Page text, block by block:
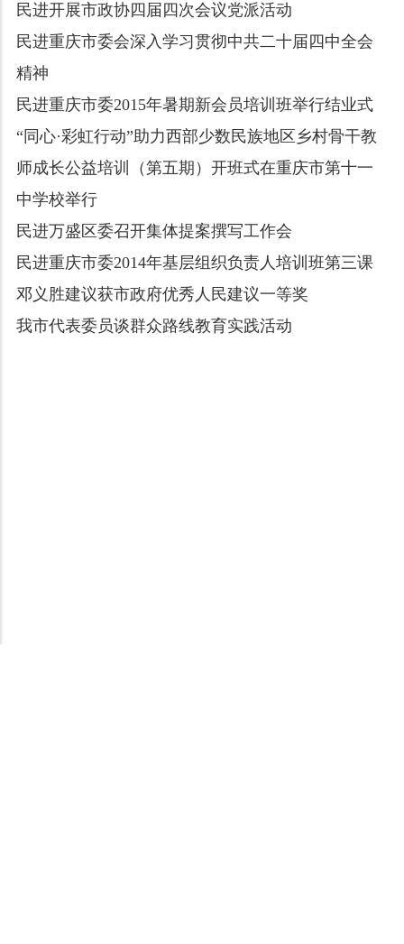
民进开展市政协四届四次会议党派活动
民进重庆市委会深入学习贯彻中共二十届四中全会
精神
民进重庆市委2015年暑期新会员培训班举行结业式
“同心·彩虹行动”助力西部少数民族地区乡村骨干教
师成长公益培训（第五期）开班式在重庆市第十一
中学校举行
民进万盛区委召开集体提案撰写工作会
民进重庆市委2014年基层组织负责人培训班第三课
邓义胜建议获市政府优秀人民建议一等奖
我市代表委员谈群众路线教育实践活动